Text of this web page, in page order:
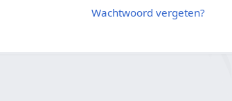
Wachtwoord vergeten?